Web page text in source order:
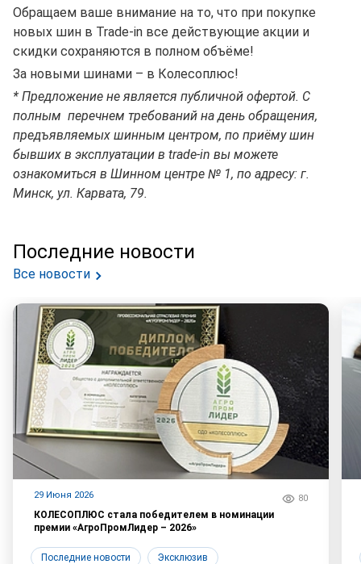
Обращаем ваше внимание на то, что при покупке
новых шин в Trade-in все действующие акции и
скидки сохраняются в полном объёме!
За новыми шинами – в Колесоплюс!
* Предложение не является публичной офертой. С
полным перечнем требований на день обращения,
предъявляемых шинным центром, по приёму шин
бывших в эксплуатации в trade-in вы можете
ознакомиться в Шинном центре № 1, по адресу: г.
Минск, ул. Карвата, 79.
Последние новости
Все новости
29 Июня 2026 80
КОЛЕСОПЛЮС стала победителем в номинации
премии «АгроПромЛидер – 2026»
Последние новости Эксклюзив